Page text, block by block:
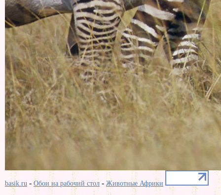
basik.ru - Обои на рабочий стол - Животные Африки